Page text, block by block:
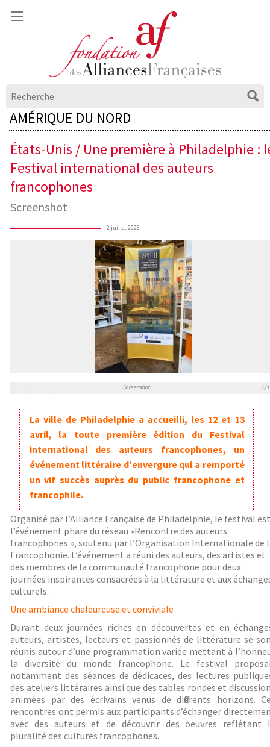
AMÉRIQUE DU NORD
États-Unis / Une première à Philadelphie :
Festival international des auteurs
francophones
Screenshot
2 juillet 2026
Screenshot 1/1
La ville de Philadelphie a accueilli, les 12 et 13
avril, la toute première édition du Festival
international des auteurs francophones, un
événement littéraire d’envergure qui a remporté
un vif succès auprès du public francophone et
francophile.
Organisé par l’Alliance Française de Philadelphie, le festival est
l’événement phare du réseau »Rencontre des auteurs
francophones », soutenu par l’Organisation Internationale de
Francophonie. L’événement a réuni des auteurs, des artistes et
des membres de la communauté francophone pour deux
journées inspirantes consacrées à la littérature et aux
culturels.
Une ambiance chaleureuse et conviviale
Durant deux journées riches en découvertes et en
auteurs, artistes, lecteurs et passionnés de littérature se
réunis autour d’une programmation variée mettant à
la diversité du monde francophone. Le festival
notamment des séances de dédicaces, des lectures
des ateliers littéraires ainsi que des tables rondes et
animées par des écrivains venus de différents horizons.
rencontres ont permis aux participants d’échanger
avec des auteurs et de découvrir des oeuvres reflétant
pluralité des cultures francophones.